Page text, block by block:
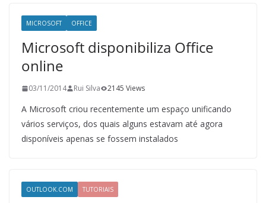
MICROSOFT OFFICE
Microsoft disponibiliza Office
online
03/11/2014 Rui Silva 2145 Views
A Microsoft criou recentemente um espaço unificando
vários serviços, dos quais alguns estavam até agora
disponíveis apenas se fossem instalados
OUTLOOK.COM TUTORIAIS